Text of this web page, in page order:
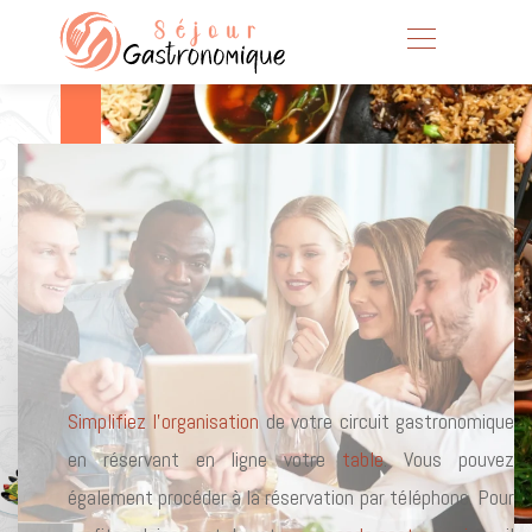
Simplifiez l’organisation de votre circuit gastronomique
en réservant en ligne votretable. Vous pouvez
également procéder à la réservation par téléphone. Pour
Week-end Gastronomique